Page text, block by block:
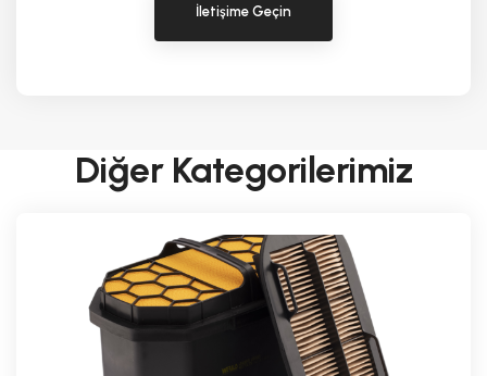
İletişime Geçin
Diğer Kategorilerimiz